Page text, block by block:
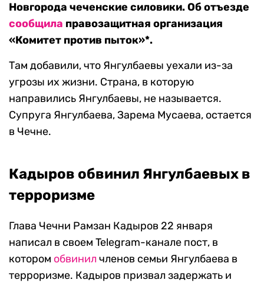
Новгорода чеченские силовики. Об отъезде
сообщила правозащитная организация
«Комитет против пыток»*.
Там добавили, что Янгулбаевы уехали из-за
угрозы их жизни. Страна, в которую
направились Янгулбаевы, не называется.
Супруга Янгулбаева, Зарема Мусаева, остается
в Чечне.
Кадыров обвинил Янгулбаевых в
терроризме
Глава Чечни Рамзан Кадыров 22 января
написал в своем Telegram-канале пост, в
котором обвинил членов семьи Янгулбаева в
терроризме. Кадыров призвал задержать и